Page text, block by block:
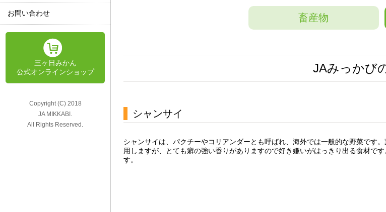
お問い合わせ
三ヶ日みかん
公式オンラインショップ
Copyright (C) 2018
JA MIKKABI.
All Rights Reserved.
畜産物
JAみっかび
シャンサイ
シャンサイは、パクチーやコリアンダーとも呼ばれ、海外では一般的な野菜です
用しますが、とても癖の強い香りがありますので好き嫌いがはっきり出る食材で
す。